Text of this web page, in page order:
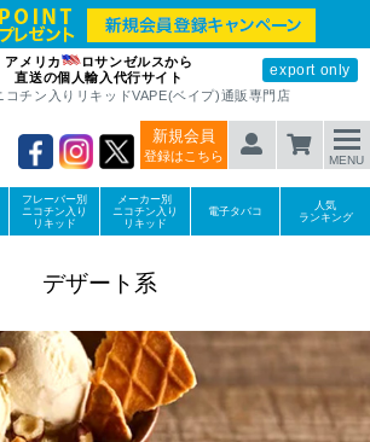
アメリカ
ロサンゼルスから
直送の個人輸入代行サイト
export only
コチン入りリキッドVAPE(ベイプ)通販専門店
新規会員
登録はこちら MENU
フレーバー別
ニコチン入り
リキッド
メーカー別
ニコチン入り
リキッド
電子タバコ
人気
ランキング
デザート系